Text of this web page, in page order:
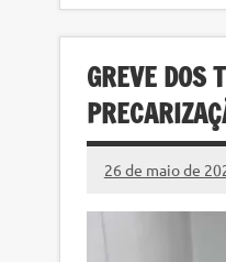
GREVE DOS
26 de maio de